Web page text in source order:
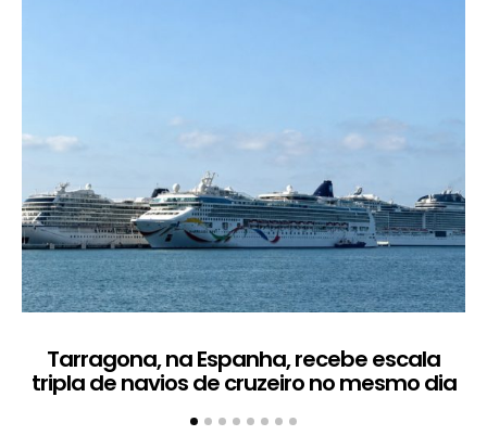
Tarragona, na Espanha, recebe escala
tripla de navios de cruzeiro no mesmo dia